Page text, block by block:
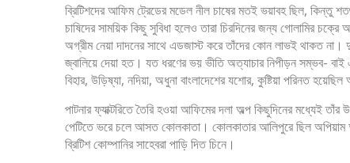
ব্রিটিশদের আফিম ট্রেডের মডেল নীল চাষের মতই ভয়াবহ ছিল, কিন্তু
চাষিদের সাময়িক কিছু সুবিধা হলেও তারা চিরদিনের জন্য গোলামির
অগ্রীম নেয়া দাদনের সাথে এডজাস্ট করে তাঁদের কোন লাভই থাকত না।
জ্বালিয়ে দেয়া হত। যত ধরণের ভয় ভীতি অত্যাচার নিপীড়ন সম্ভব-
বিহার, উড়িষ্যা, নদিয়া, অধুনা বাংলাদেশের যশোর, কুষ্টিয়া পরিনত
পাটনার ফ্যাক্টরিতে তৈরি হওয়া আফিমের দলা অল্প কিছুদিনের মধ্যেই
পেটিতে ভরে চলে আসত কোলকাতা। কোলকাতার আলিপুরে ছিল অপিয়াম
ব্রিটিশ কোম্পানির সাহেবরা পাড়ি দিত চিনে।